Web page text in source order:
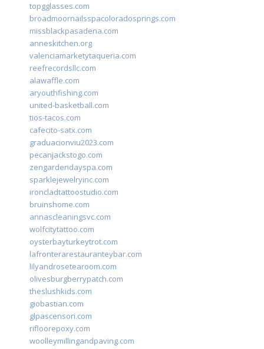
topgglasses.com
broadmoornailsspacoloradosprings.com
missblackpasadena.com
anneskitchen.org
valenciamarketytaqueria.com
reefrecordsllc.com
alawaffle.com
aryouthfishing.com
united-basketball.com
tios-tacos.com
cafecito-satx.com
graduacionviu2023.com
pecanjackstogo.com
zengardendayspa.com
sparklejewelryinc.com
ironcladtattoostudio.com
bruinshome.com
annascleaningsvc.com
wolfcitytattoo.com
oysterbayturkeytrot.com
lafronterarestauranteybar.com
lilyandrosetearoom.com
olivesburgberrypatch.com
theslushkids.com
giobastian.com
glpascensori.com
rifloorepoxy.com
woolleymillingandpaving.com